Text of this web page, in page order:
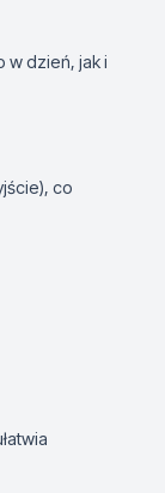
w dzień, jak i
co